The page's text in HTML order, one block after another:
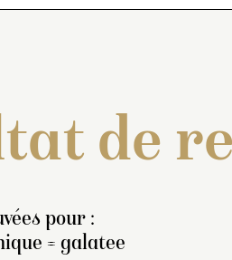
de
pour :
= galatee